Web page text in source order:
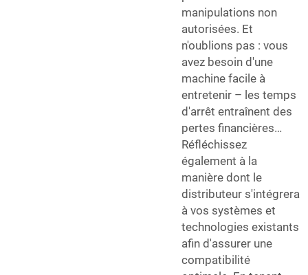
manipulations non
autorisées. Et
n'oublions pas : vous
avez besoin d'une
machine facile à
entretenir – les temps
d'arrêt entraînent des
pertes financières…
Réfléchissez
également à la
manière dont le
distributeur s'intégrera
à vos systèmes et
technologies existants
afin d'assurer une
compatibilité